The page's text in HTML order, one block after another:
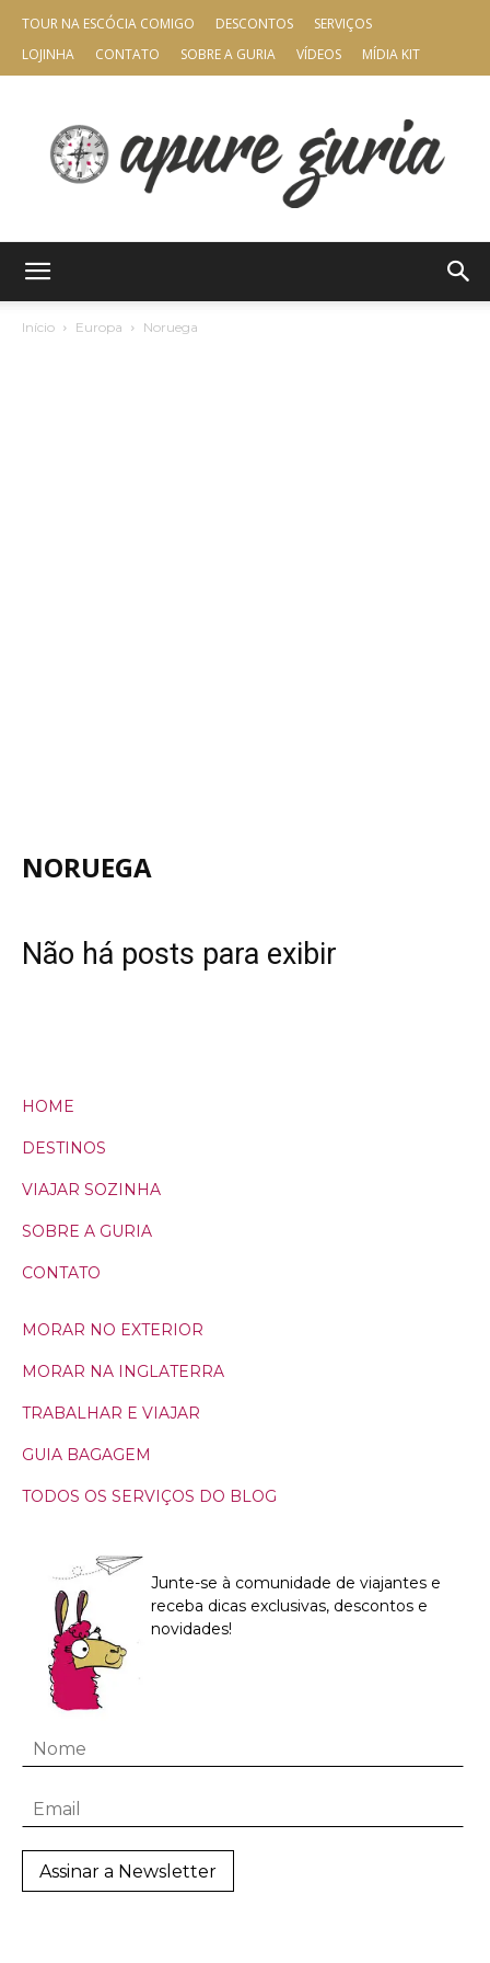
TOUR NA ESCÓCIA COMIGO DESCONTOS
SERVIÇOS
LOJINHA
CONTATO SOBRE A GURIA VÍDEOS MÍDIA KIT
Início Europa Noruega
NORUEGA
Não há posts para exibir
HOME
DESTINOS
VIAJAR SOZINHA
SOBRE A GURIA
CONTATO
MORAR NO EXTERIOR
MORAR NA INGLATERRA
TRABALHAR E VIAJAR
GUIA BAGAGEM
TODOS OS SERVIÇOS DO BLOG
Junte-se à comunidade de viajantes e
receba dicas exclusivas, descontos e
novidades!